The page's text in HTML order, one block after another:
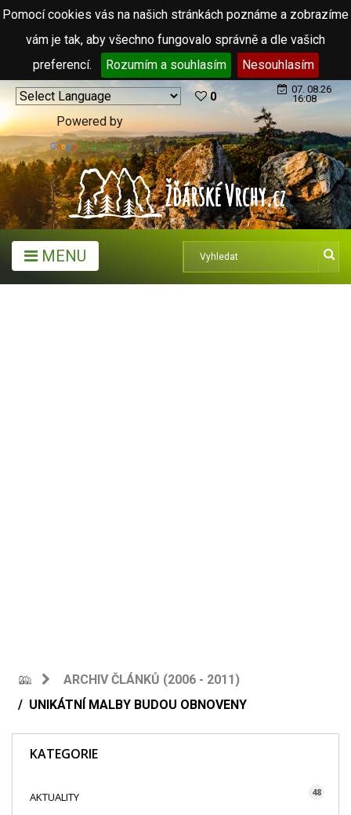
Pomocí cookies vás na našich stránkách poznáme a zobrazíme
vám je tak, aby všechno fungovalo správně a dle vašich
preferencí.
Rozumím a souhlasím Nesouhlasím
Powered by
Translate
0
07. 08.26
16:08
MENU
ARCHIV ČLÁNKŮ (2006 - 2011)
UNIKÁTNÍ MALBY BUDOU OBNOVENY
KATEGORIE
AKTUALITY 48